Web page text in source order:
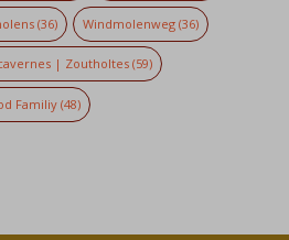
(36) Windmolenweg(36)
| Zoutholtes (59)
Familiy(48)